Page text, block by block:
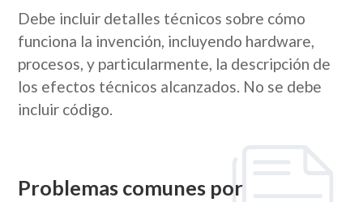
Debe incluir detalles técnicos sobre cómo
funciona la invención, incluyendo hardware,
procesos, y particularmente, la descripción de
los efectos técnicos alcanzados. No se debe
incluir código.
Problemas comunes por